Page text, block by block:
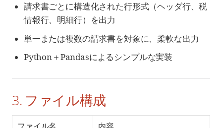
請求書ごとに構造化された行形式（ヘッダ行、税
情報行、明細行）を出力
単一または複数の請求書を対象に、柔軟な出力
Python＋Pandasによるシンプルな実装
3. ファイル構成